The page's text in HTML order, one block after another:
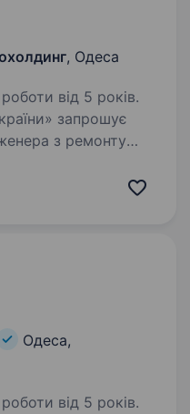
, Одеса
від 5 років.
запрошує
з ремонту
житло
Одеса,
від 5 років.